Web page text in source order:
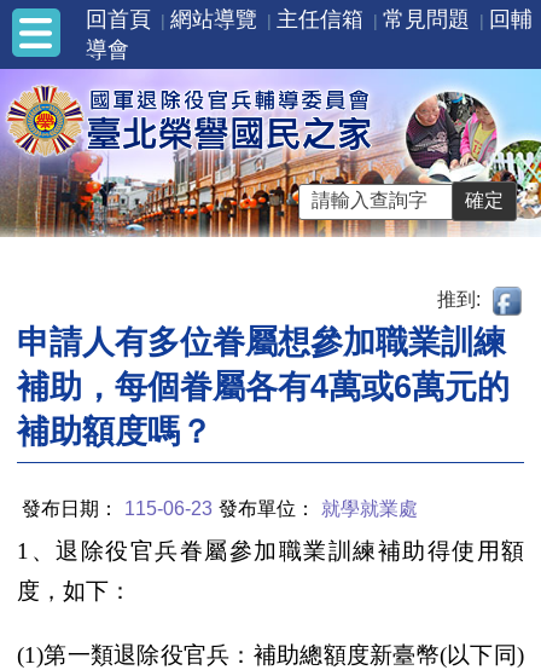
回首頁 網站導覽 主任信箱 常見問題
回輔
導會
推到:
申請人有多位眷屬想參加職業訓練
補助，每個眷屬各有4萬或6萬元的
補助額度嗎？
發布日期： 115-06-23 發布單位： 就學就業處
1、退除役官兵眷屬參加職業訓練補助得使用額
度，如下：
(1)第一類退除役官兵：補助總額度新臺幣(以下同)